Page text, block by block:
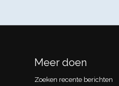
Meer doen
Zoeken recente berichten